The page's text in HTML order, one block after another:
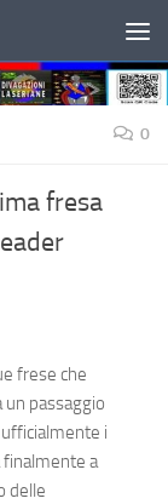
0
fresa
frese che
passaggio
i
finalmente a
delle